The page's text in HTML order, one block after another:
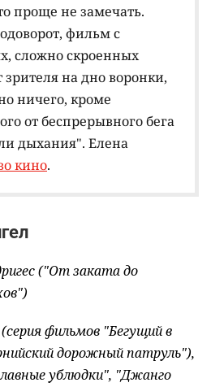
проще не замечать.
фильм с
сложно скроенных
зрителя на дно воронки,
ничего, кроме
от беспрерывного бега
дыхания". Елена
кино.
("От заката до
фильмов "Бегущий в
дорожный патруль"),
ублюдки", "Джанго